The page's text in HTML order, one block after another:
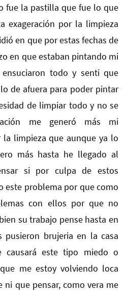
fue la pastilla que fue lo que
exageración por la limpieza
en que por estas fechas de
en que estaban pintando mi
todo y senti que
de afuera para poder pintar
de limpiar todo y no se
me generó más mi
limpieza que aunque ya lo
más hasta he llegado al
si por culpa de estos
este problema por que como
con ellos por que no
su trabajo pense hasta en
pusieron brujeria en la casa
causará este tipo miedo o
me estoy volviendo loca
ni que pensar, como vera me